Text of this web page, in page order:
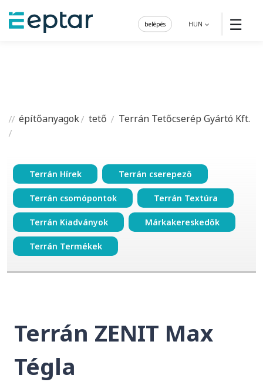
☰
HUN
belépés
építőanyagok tető Terrán Tetőcserép Gyártó Kft.
Terrán Hírek Terrán cserepező
Terrán csomópontok Terrán Textúra
Terrán Kiadványok Márkakereskedők
Terrán Termékek
Terrán ZENIT Max
Tégla